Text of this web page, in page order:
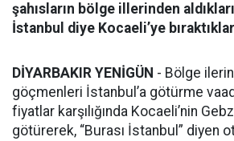
şahısların bölge illerinden
İstanbul diye Kocaeli’ye
DİYARBAKIR YENİGÜN - Bölge
göçmenleri İstanbul’a götürme
fiyatlar karşılığında Kocaeli’nin
götürerek, “Burası İstanbul” diyen